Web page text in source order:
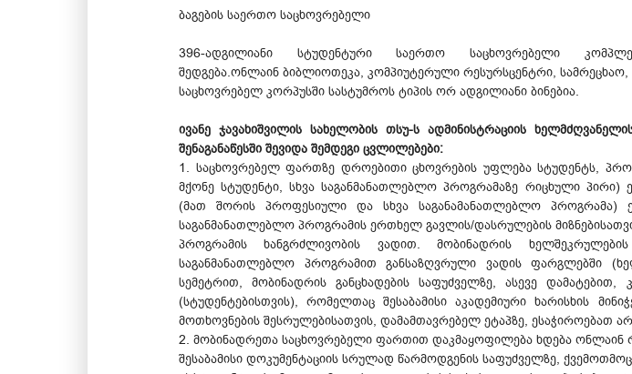
ბაგების საერთო საცხოვრებელი
396-ადგილიანი სტუდენტური საერთო საცხოვრებელი
შედგება.ონლაინ ბიბლიოთეკა, კომპიუტერული რესურსცენტრი,
საცხოვრებელ კორპუსში სასტუმროს ტიპის ორ ადგილიანი ბინებია.
ივანე ჯავახიშვილის სახელობის თსუ-ს ადმინისტრაციის
შენაგანაწესში შევიდა შემდეგი ცვლილებები:
1. საცხოვრებელ ფართზე დროებითი ცხოვრების უფლება სტუდენტს,
მქონე სტუდენტი, სხვა საგანმანათლებლო პროგრამაზე რიცხული
(მათ შორის პროფესიული და სხვა საგანამანათლებლო პროგრამა)
საგანმანათლებლო პროგრამის ერთხელ გავლის/დასრულების
პროგრამის ხანგრძლივობის ვადით. მობინადრის
საგანმანათლებლო პროგრამით განსაზღვრული ვადის ფარგლებში
სემეტრით, მობინადრის განცხადების საფუძველზე, ასევე
(სტუდენტებისთვის), რომელთაც შესაბამისი აკადემიური ხარისხის
მოთხოვნების შესრულებისათვის, დამამთავრებელ ეტაპზე, ესაჭიროებათ
2. მობინადრეთა საცხოვრებელი ფართით დაკმაყოფილება ხდება ონლაინ
შესაბამისი დოკუმენტაციის სრულად წარმოდგენის საფუძველზე,